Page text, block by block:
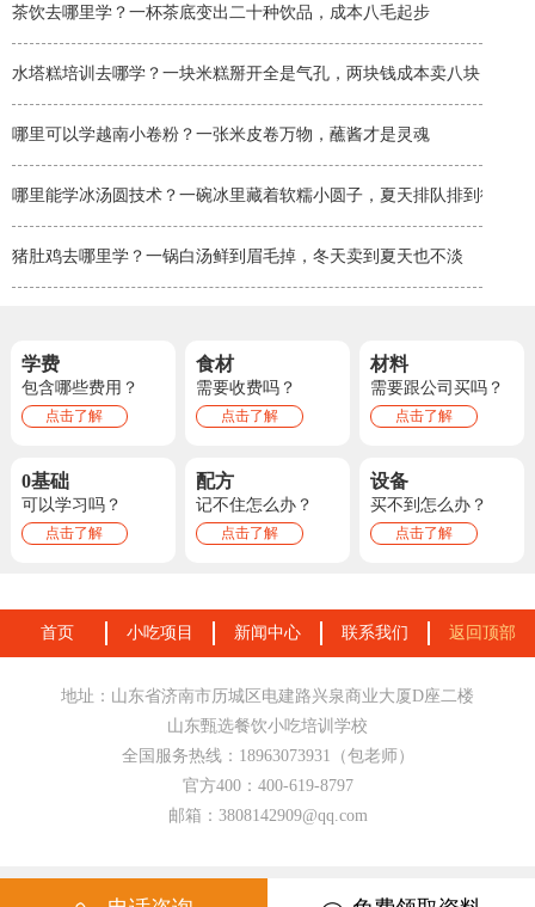
茶饮去哪里学？一杯茶底变出二十种饮品，成本八毛起步
水塔糕培训去哪学？一块米糕掰开全是气孔，两块钱成本卖八块
哪里可以学越南小卷粉？一张米皮卷万物，蘸酱才是灵魂
哪里能学冰汤圆技术？一碗冰里藏着软糯小圆子，夏天排队排到街角
猪肚鸡去哪里学？一锅白汤鲜到眉毛掉，冬天卖到夏天也不淡
学费
包含哪些费用？
点击了解
食材
需要收费吗？
点击了解
材料
需要跟公司买吗？
点击了解
0基础
可以学习吗？
点击了解
配方
记不住怎么办？
点击了解
设备
买不到怎么办？
点击了解
首页 小吃项目 新闻中心 联系我们 返回顶部
地址：山东省济南市历城区电建路兴泉商业大厦D座二楼
山东甄选餐饮小吃培训学校
全国服务热线：18963073931（包老师）
官方400：400-619-8797
邮箱：3808142909@qq.com